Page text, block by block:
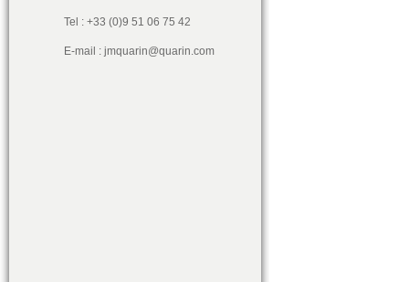
Tel : +33 (0)9 51 06 75 42
E-mail : jmquarin@quarin.com